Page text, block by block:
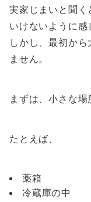
実家じまいと聞く
いけないように感
しかし、最初か
ません。
まずは、小さな場
たとえば、
薬箱
冷蔵庫の中